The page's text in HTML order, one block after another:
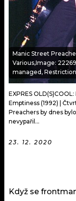
OSTATNÍ
Manic Street
Various,Image:
managed,
EXPRES
Emptiness (1992) |
Preachers by dnes
nevypařil...
23. 12. 2020
Když se